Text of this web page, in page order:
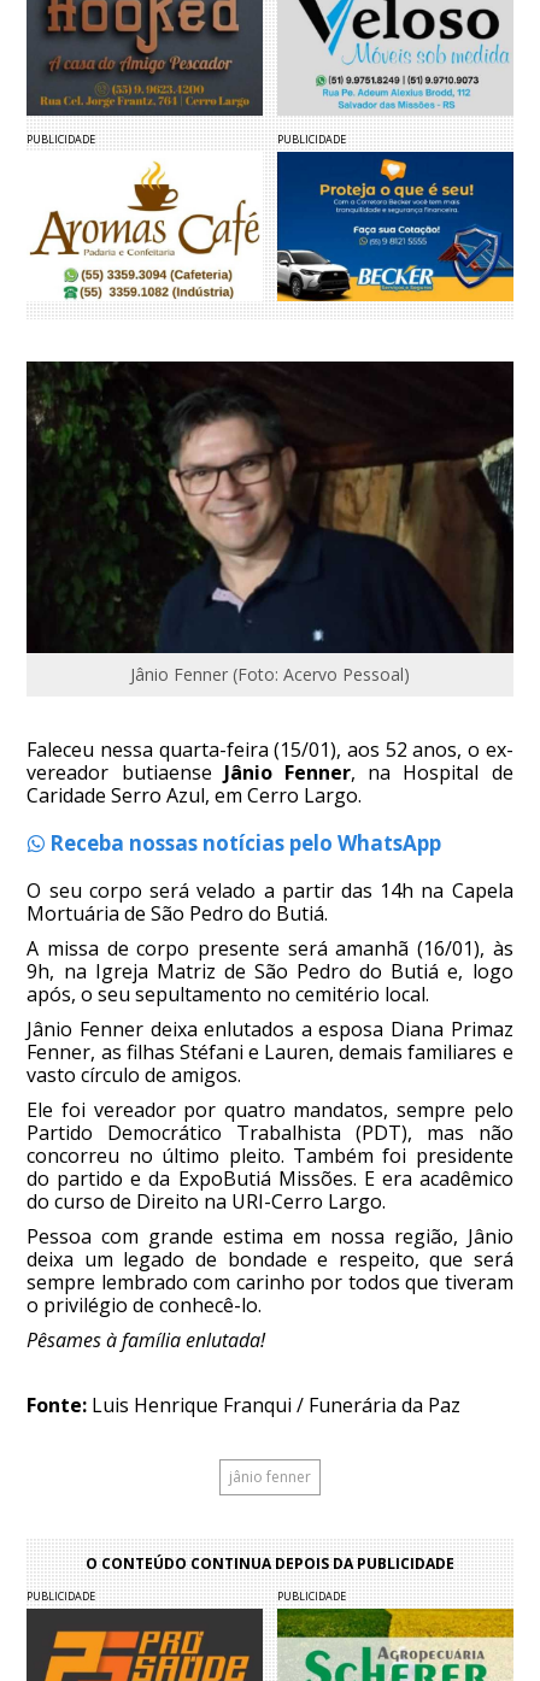
PUBLICIDADE PUBLICIDADE
Jânio Fenner (Foto: Acervo Pessoal)
Faleceu nessa quarta-feira (15/01), aos 52 anos, o ex-
vereador butiaense Jânio Fenner, na Hospital de
Caridade Serro Azul, em Cerro Largo.
Receba nossas notícias pelo WhatsApp
O seu corpo será velado a partir das 14h na Capela
Mortuária de São Pedro do Butiá.
A missa de corpo presente será amanhã (16/01), às
9h, na Igreja Matriz de São Pedro do Butiá e, logo
após, o seu sepultamento no cemitério local.
Jânio Fenner deixa enlutados a esposa Diana Primaz
Fenner, as filhas Stéfani e Lauren, demais familiares e
vasto círculo de amigos.
Ele foi vereador por quatro mandatos, sempre pelo
Partido Democrático Trabalhista (PDT), mas não
concorreu no último pleito. Também foi presidente
do partido e da ExpoButiá Missões. E era acadêmico
do curso de Direito na URI-Cerro Largo.
Pessoa com grande estima em nossa região, Jânio
deixa um legado de bondade e respeito, que será
sempre lembrado com carinho por todos que tiveram
o privilégio de conhecê-lo.
Pêsames à família enlutada!
Fonte: Luis Henrique Franqui / Funerária da Paz
jânio fenner
O CONTEÚDO CONTINUA DEPOIS DA PUBLICIDADE
PUBLICIDADE PUBLICIDADE